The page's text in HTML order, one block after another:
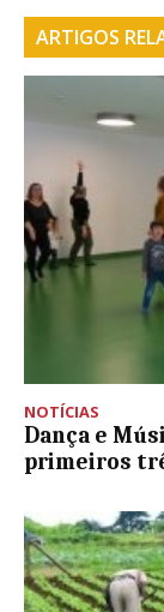
ARTIGOS
NOTÍCIAS
Dança e
primeiros